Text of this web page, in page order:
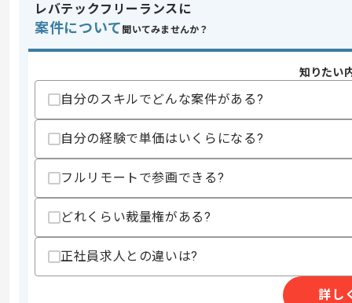
・COMPANYの移行案件におけるPLや
・移行計画の策定および実行推進の経験
歓迎スキル
・人事単価領域の作業知見
・パッケージやSaaS導入移行における
スキルに不安がある方へ
上記に似た経験やスキルをお持ちであれば申
レバテックフリーランスに
案件について 聞いてみませんか？
知りたい
自分のスキルでどんな案件がある?
自分の経験で単価はいくらになる?
フルリモートで参画できる?
どれくらい裁量権がある?
正社員求人との違いは?
詳し